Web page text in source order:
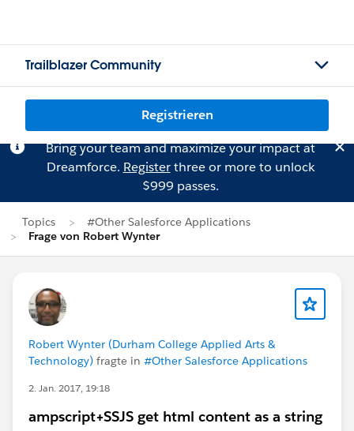
Trailblazer Community
Registrieren
Bring your team and maximize your impact at
Dreamforce. Registerthree or more to unlock
$999 passes.
Topics
#Other Salesforce Applications
Frage von Robert Wynter
Robert Wynter (Durham College Applied Arts &
Technology) fragte in #Other Salesforce Applications
2. Jan. 2017, 19:18
ampscript+SSJS get html content as a string